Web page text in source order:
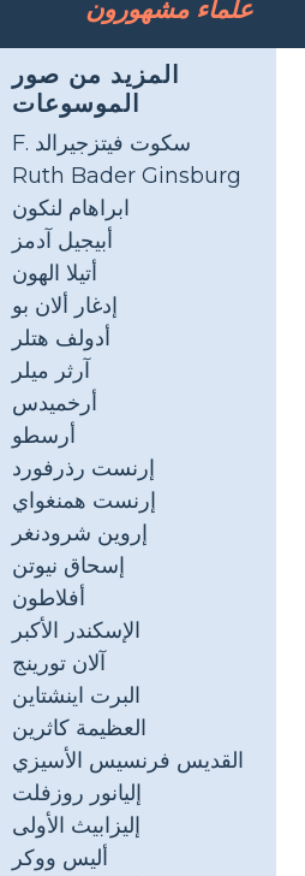
علماء مشهورون
المزيد من صور
الموسوعات
F. سكوت فيتزجيرالد
Ruth Bader Ginsburg
ابراهام لنكون
أبيجيل آدمز
أتيلا الهون
إدغار ألان بو
أدولف هتلر
آرثر ميلر
أرخميدس
أرسطو
إرنست رذرفورد
إرنست همنغواي
إروين شرودنغر
إسحاق نيوتن
أفلاطون
الإسكندر الأكبر
آلان تورينج
البرت اينشتاين
العظيمة كاثرين
القديس فرنسيس الأسيزي
إليانور روزفلت
إليزابيث الأولى
أليس ووكر